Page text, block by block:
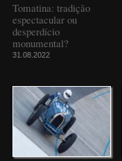
Tomatina: tradição
espectacular ou
desperdício
monumental?
31.08.2022